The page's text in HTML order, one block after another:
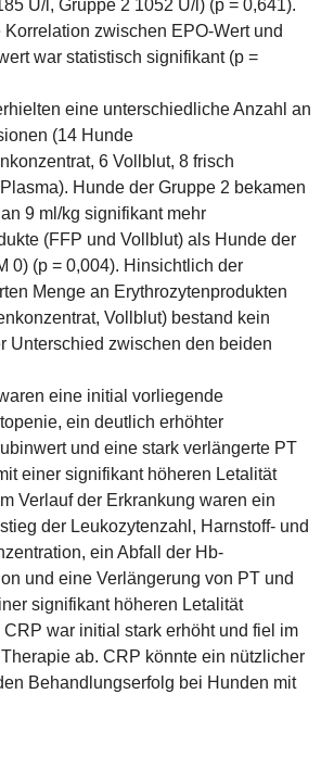
U/l, Gruppe 2 1052 U/l) (p = 0,641).
Korrelation zwischen EPO-Wert und
war statistisch signifikant (p =
eine unterschiedliche Anzahl an
(14 Hunde
6 Vollblut, 8 frisch
Hunde der Gruppe 2 bekamen
9 ml/kg signifikant mehr
(FFP und Vollblut) als Hunde der
0) (p = 0,004). Hinsichtlich der
Menge an Erythrozytenprodukten
Vollblut) bestand kein
Unterschied zwischen den beiden
eine initial vorliegende
ein deutlich erhöhter
und eine stark verlängerte PT
einer signifikant höheren Letalität
Verlauf der Erkrankung waren ein
der Leukozytenzahl, Harnstoff- und
ein Abfall der Hb-
und eine Verlängerung von PT und
signifikant höheren Letalität
war initial stark erhöht und fiel im
ab. CRP könnte ein nützlicher
Behandlungserfolg bei Hunden mit